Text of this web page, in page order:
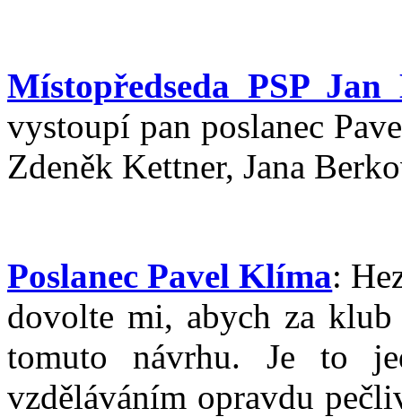
Místopředseda PSP Jan
vystoupí pan poslanec
Zdeněk Kettner, Jana
Poslanec Pavel Klíma:
dovolte mi, abych za
tomuto návrhu. Je to
vzděláváním opravdu